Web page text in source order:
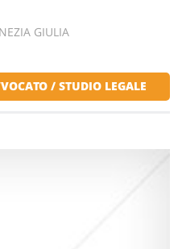
GIULIA
/ STUDIO LEGALE